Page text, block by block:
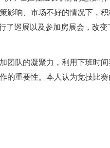
影响、市场不好的情况下，
了巡展以及参加房展会，改
团队的凝聚力，利用下班时
的重要性。本人认为竞技比赛